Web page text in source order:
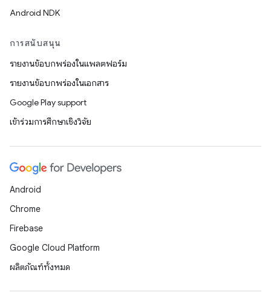
Android NDK
การสนับสนุน
รายงานข้อบกพร่องในแพลตฟอร์ม
รายงานข้อบกพร่องในเอกสาร
Google Play support
เข้าร่วมการศึกษาเชิงวิจัย
Android
Chrome
Firebase
Google Cloud Platform
ผลิตภัณฑ์ทั้งหมด